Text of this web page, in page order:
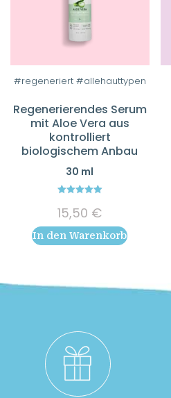
#regeneriert #allehauttypen
Regenerierendes Serum
mit Aloe Vera aus
kontrolliert
biologischem Anbau
30 ml
out of 5
15,50 €
In den Warenkorb